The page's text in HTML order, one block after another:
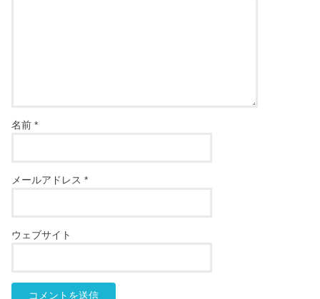
名前*
メールアドレス*
ウェブサイト